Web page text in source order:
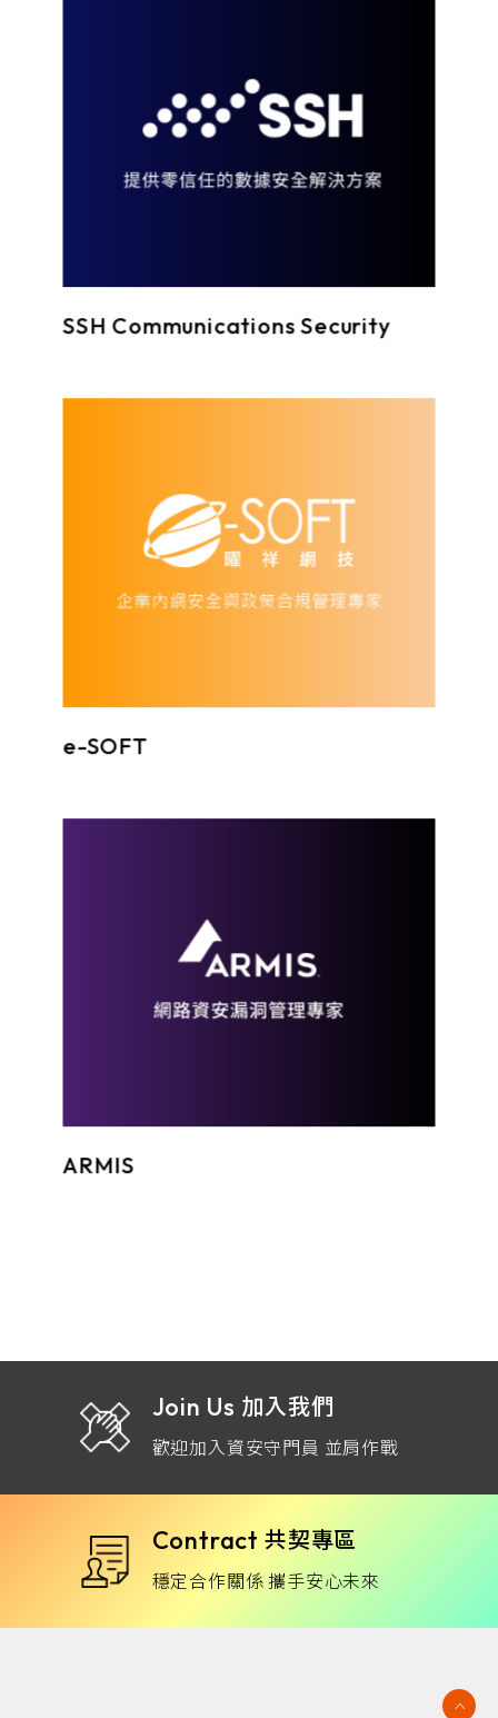
SSH Communications Security
e-SOFT
ARMIS
Join Us 加入我們
歡迎加入資安守門員 並肩作戰
Contract 共契專區
穩定合作關係 攜手安心未來